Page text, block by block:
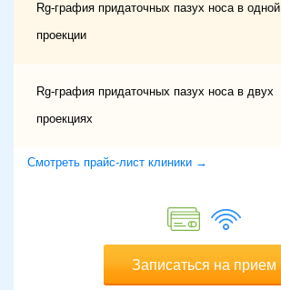
Rg-графия придаточных пазух носа в одной
проекции
Rg-графия придаточных пазух носа в двух
проекциях
Смотреть прайс-лист клиники →
Записаться на прием